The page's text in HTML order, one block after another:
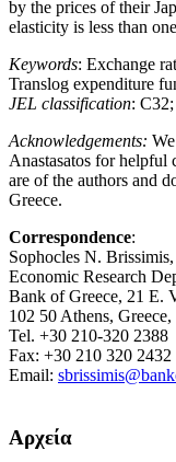
by the prices of their
elasticity is less than
Keywords: Exchange
Translog expenditure
JEL classification:
Acknowledgements:
Anastasatos for helpful
are of the authors and
Greece.
Correspondence:
Sophocles N. Brissimis,
Economic Research
Bank of Greece, 21 E.
102 50 Athens, Greece,
Tel. +30 210-320 2388
Fax: +30 210 320 2432
Email:
Αρχεία